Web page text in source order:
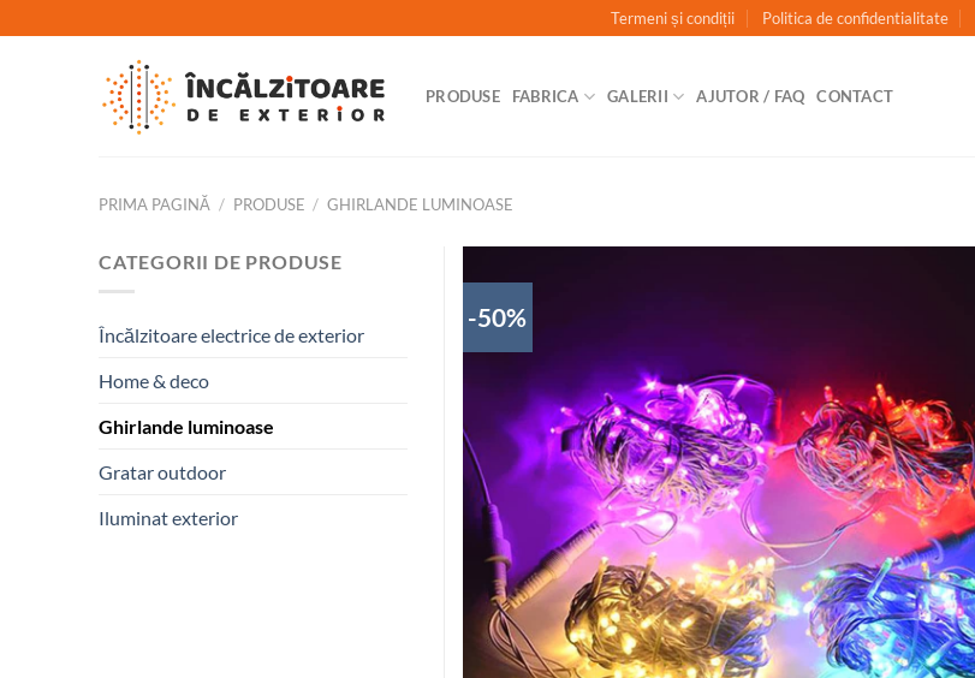
to
Termeni și condiții Politica de confidentialitate
PRODUSE FABRICA GALERII AJUTOR / FAQ CONTACT
PRIMA PAGINĂ / PRODUSE / GHIRLANDE LUMINOASE
-50%
CATEGORII DE PRODUSE
Încălzitoare electrice de exterior
Home & deco
Ghirlande luminoase
Gratar outdoor
Iluminat exterior